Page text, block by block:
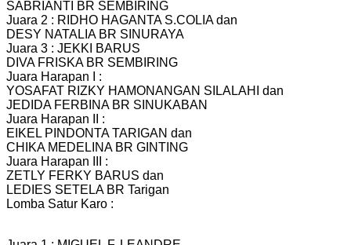
SABRIANTI BR SEMBIRING
Juara 2 : RIDHO HAGANTA S.COLIA dan
DESY NATALIA BR SINURAYA
Juara 3 : JEKKI BARUS
DIVA FRISKA BR SEMBIRING
Juara Harapan I :
YOSAFAT RIZKY HAMONANGAN SILALAHI dan
JEDIDA FERBINA BR SINUKABAN
Juara Harapan II :
EIKEL PINDONTA TARIGAN dan
CHIKA MEDELINA BR GINTING
Juara Harapan III :
ZETLY FERKY BARUS dan
LEDIES SETELA BR Tarigan
Lomba Satur Karo :